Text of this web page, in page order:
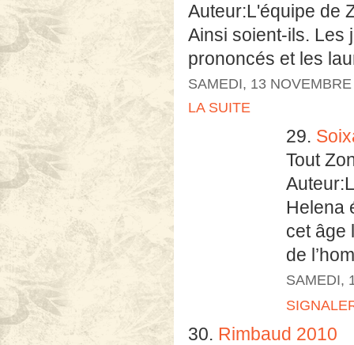
Auteur:L'équipe de
Ainsi soient-ils. Les
prononcés et les
SAMEDI, 13
LA SUITE
29.
Tout
Helena
cet âge
de
SAMEDI,
30. Rimbaud 2010